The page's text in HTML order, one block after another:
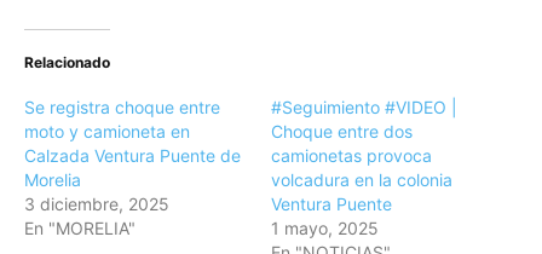
Relacionado
Se registra choque entre
moto y camioneta en
Calzada Ventura Puente de
Morelia
3 diciembre, 2025
En "MORELIA"
#Seguimiento #VIDEO |
Choque entre dos
camionetas provoca
volcadura en la colonia
Ventura Puente
1 mayo, 2025